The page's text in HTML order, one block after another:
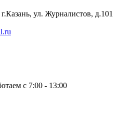
ул. Журналистов, д.101
с 7:00 - 13:00